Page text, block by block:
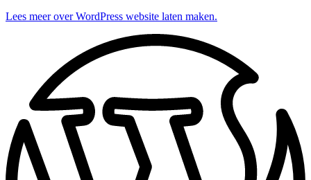
Lees meer over WordPress website laten maken.